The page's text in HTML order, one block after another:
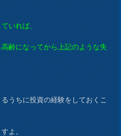
いれば、
齢になってから上記のような失
うちに投資の経験をしておくこ
すよ。